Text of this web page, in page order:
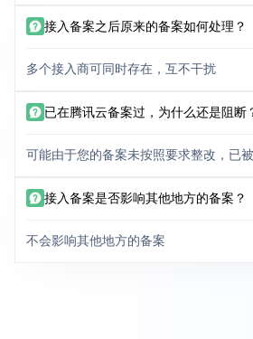
接入备案之后原来的备案如何处理？
多个接入商可同时存在，互不干扰
已在腾讯云备案过，为什么还是阻断
可能由于您的备案未按照要求整改，已
接入备案是否影响其他地方的备案？
不会影响其他地方的备案